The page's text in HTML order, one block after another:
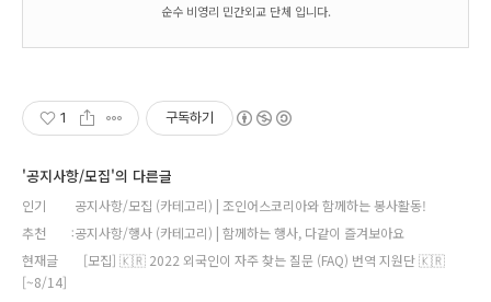
순수 비영리 민간외교 단체 입니다.
1 구독하기
'공지사항/모집'의 다른글
인기
공지사항/모집 (카테고리) | 조인어스코리아와 함께하는 봉사활동!
추천
공지사항/행사 (카테고리) | 함께하는 행사, 다같이 즐겨보아요
현재글
[모집] 🇰🇷 2022 외국인이 자주 찾는 질문 (FAQ) 번역 지원단 🇰🇷
[~8/14]